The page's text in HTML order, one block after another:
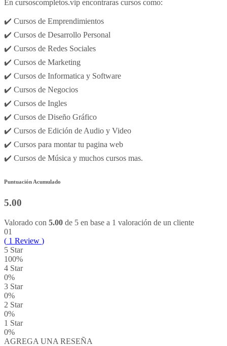
En cursoscompletos.vip encontraras cursos como:
✔️ Cursos de Emprendimientos
✔️ Cursos de Desarrollo Personal
✔️ Cursos de Redes Sociales
✔️ Cursos de Marketing
✔️ Cursos de Informatica y Software
✔️ Cursos de Negocios
✔️ Cursos de Ingles
✔️ Cursos de Diseño Gráfico
✔️ Cursos de Edición de Audio y Video
✔️ Cursos para montar tu pagina web
✔️ Cursos de Música y muchos cursos mas.
Puntuación Acumulado
5.00
Valorado con 5.00 de 5 en base a 1 valoración de un cliente
01
( 1 Review )
5 Star
100%
4 Star
0%
3 Star
0%
2 Star
0%
1 Star
0%
AGREGA UNA RESEÑA